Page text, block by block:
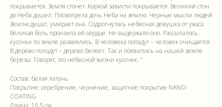
покрывается. Земля стонет. Коркой зависти покрывается. Великий стон
до Неба дошел. Посмотрела дочь Неба на землю. Черные мысли людей
Землю душат, умирает она. Содрогнулась небесная девушка от ужаса.
Великая боль пронзила её сердце. Не выдержало оно. Рассыпалось,
кусочки по земле развеялись. В человека попадут – человек очищается.
В дерево попадут – дерево белеет. Так и появились на нашей земле
березы. Говорят, это небесной жизни кусочек. "
Состав: белая латунь
Покрытие: серебрение, чернение, защитное покрытие NANO-
COATING
Длина: 16,5 см